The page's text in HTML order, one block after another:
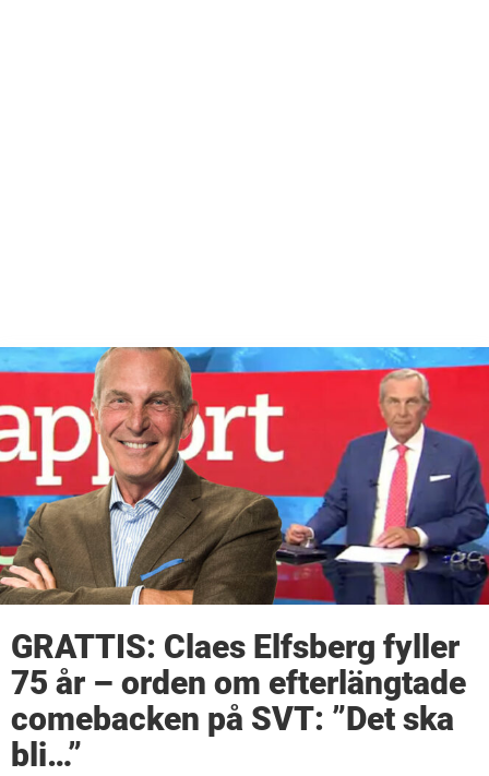
GRATTIS: Claes Elfsberg fyller
75 år – orden om efterlängtade
comebacken på SVT: ”Det ska
bli…”